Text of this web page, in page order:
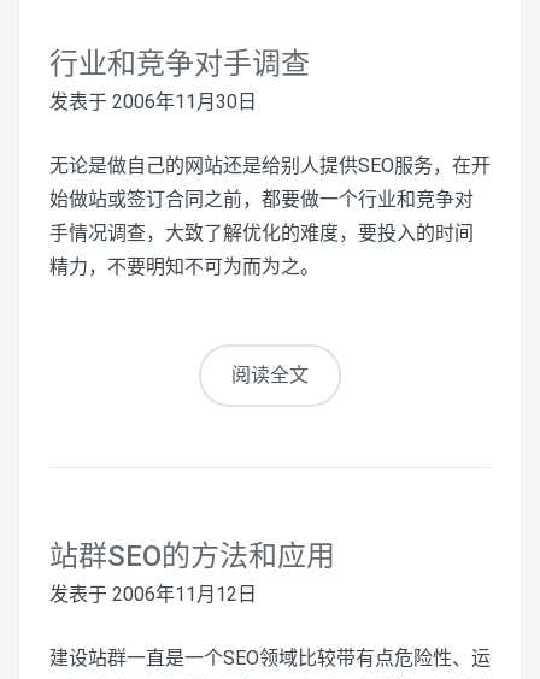
行业和竞争对手调查
发表于 2006年11月30日
无论是做自己的网站还是给别人提供SEO服务，在开
始做站或签订合同之前，都要做一个行业和竞争对
手情况调查，大致了解优化的难度，要投入的时间
精力，不要明知不可为而为之。
阅读全文
站群SEO的方法和应用
发表于 2006年11月12日
建设站群一直是一个SEO领域比较带有点危险性、运